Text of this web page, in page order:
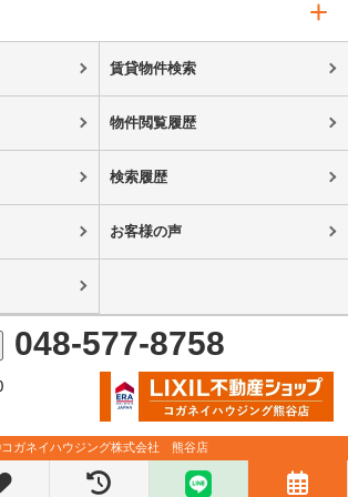
賃貸物件検索
物件閲覧履歴
検索履歴
お客様の声
048-577-8758
ガネイハウジング株式会社 熊谷店